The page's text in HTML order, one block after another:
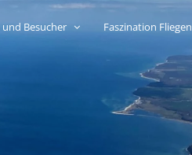
Besucher Faszination Fliegen